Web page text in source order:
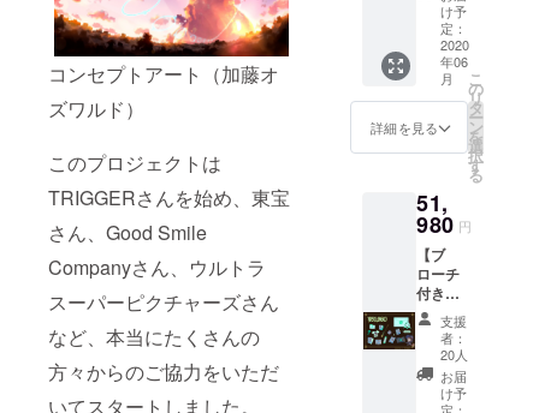
コンセプトアート（加藤オ
ズワルド）
このプロジェクトは
TRIGGERさんを始め、東宝
さん、Good Smile
Companyさん、ウルトラ
スーパーピクチャーズさん
など、本当にたくさんの
方々からのご協力をいただ
いてスタートしました。
いただ
き、ご
希望に
合わせ
てお送
しま
す。(対
プラッ
ト
フォー
ム：
Oculus
Rift,
Oculus
Quest,
PlaySta
tion VR,
SteamV
装飾と
ホウキ
の軌跡
に特別
な演出
ます）
・ゲー
ジット
にあな
たのお
名前を
追加
（小）
「LWA
VR」サ
ポー
ターの
証とし
ゲーム
オープ
ニング
映像先
行配信
・ディ
スク入
パッ
ケージ
・オリ
ジナル
ステッ
カー ・
「LWA
VR」サ
ポー
ターの
証セッ
・デジ
タルサ
ウンド
トラッ
ク ・デ
ジタル
設定資
ペー
ジ） ・
ゲーム
オープ
ニング
映像先
行配信
・ディ
スク入
りオリ
ジナル
(中)コー
ス】 ・
「LWA
VR」DL
キー ・
オリジ
ナルデ
スク
トップ
加藤オ
ズワル
ド氏複
製サイ
ン入り
コンセ
プト
アート
ポスト
カード
セット
け予
定：
2020
年06
月
詳細を見る
こ
の
リ
タ
ー
ン
を
選
択
す
る
51,
980 円
【ブ
ローチ
付き体
験入学
許可証
コー
ス】 ・
「LWA
VR」DL
支援
者：
20人
お届
け予